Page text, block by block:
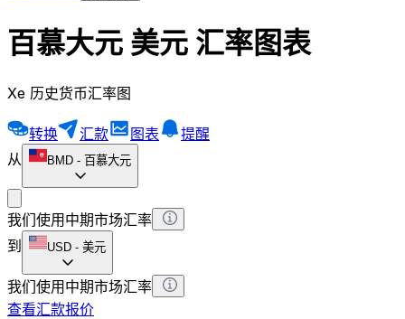
百慕大元 美元 汇率图表
Xe 历史货币汇率图
转换 汇款 图表
提醒
从
BMD - 百慕大元
我们使用中期市场汇率
到
USD - 美元
我们使用中期市场汇率
查看汇款报价